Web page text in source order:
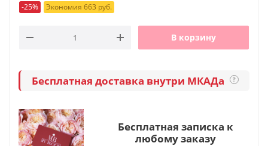
-25% Экономия 663 руб.
В корзину
Бесплатная доставка внутри МКАДа ?
Бесплатная записка к
любому заказу